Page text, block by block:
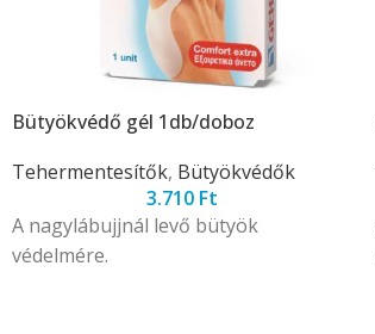
Bütyökvédő gél 1db/doboz
Tehermentesítők, Bütyökvédők
3.710 Ft
A nagylábujjnál levő bütyök
védelmére.